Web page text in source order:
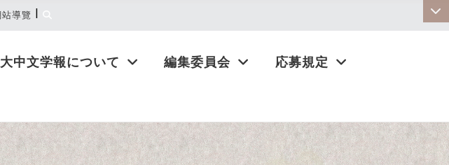
中文学報について 編集委員会 応募規定
站導覽 |